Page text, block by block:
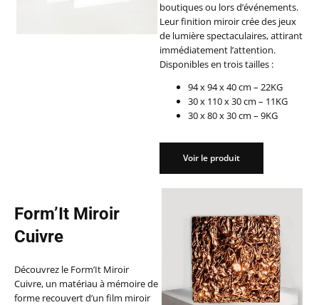
boutiques ou lors d’événements.
Leur finition miroir crée des jeux
de lumière spectaculaires, attirant
immédiatement l’attention.
Disponibles en trois tailles :
94 x 94 x 40 cm – 22KG
30 x 110 x 30 cm – 11KG
30 x 80 x 30 cm – 9KG
Voir le produit
Form’It Miroir
Cuivre
Découvrez le Form’It Miroir
Cuivre, un matériau à mémoire de
forme recouvert d’un film miroir